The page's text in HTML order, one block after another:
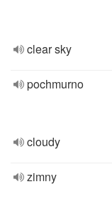
clear sky
pochmurno
cloudy
zimny